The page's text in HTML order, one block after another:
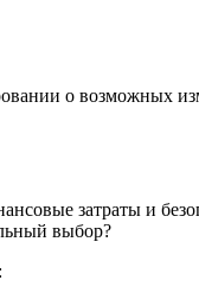
о возможных
затраты и
выбор?